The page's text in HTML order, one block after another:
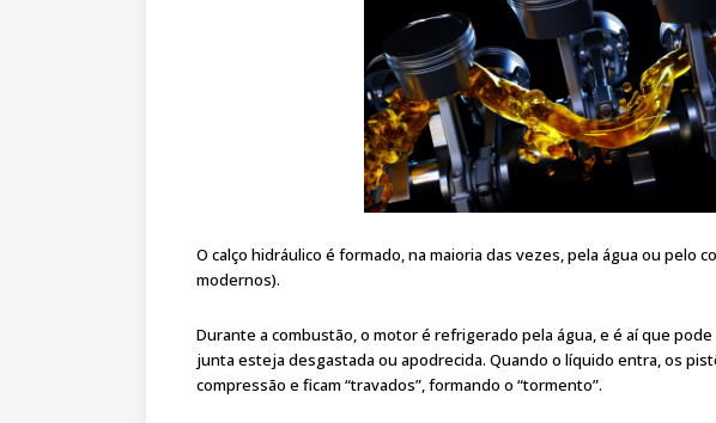
O calço hidráulico é formado, na maioria das vezes, pela água ou pelo
modernos).
Durante a combustão, o motor é refrigerado pela água, e é aí que
junta esteja desgastada ou apodrecida. Quando o líquido entra, os
compressão e ficam “travados”, formando o “tormento”.